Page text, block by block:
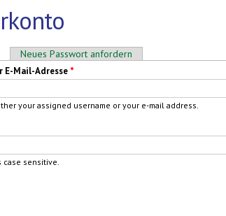
Reiter)
Neues Passwort anfordern
E-Mail-Adresse *
your assigned username or your e-mail address.
sensitive.